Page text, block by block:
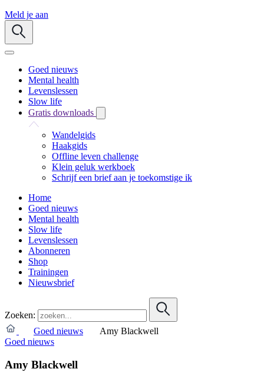
Meld je aan
Goed nieuws
Mental health
Levenslessen
Slow life
Gratis downloads
Wandelgids
Haakgids
Offline leven challenge
Klein geluk werkboek
Schrijf een brief aan je toekomstige ik
Home
Goed nieuws
Mental health
Slow life
Levenslessen
Abonneren
Shop
Trainingen
Nieuwsbrief
Zoeken:
Goed nieuws
Amy Blackwell
Goed nieuws
Amy Blackwell